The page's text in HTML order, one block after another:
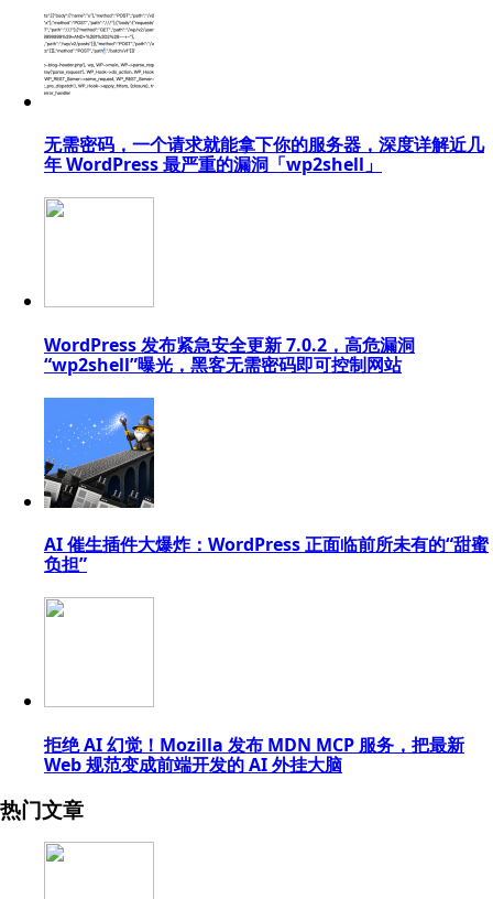
无需密码，一个请求就能拿下你的服务器，深度详解近几
年 WordPress 最严重的漏洞「wp2shell」
WordPress 发布紧急安全更新 7.0.2，高危漏洞
“wp2shell”曝光，黑客无需密码即可控制网站
AI 催生插件大爆炸：WordPress 正面临前所未有的“甜蜜
负担”
拒绝 AI 幻觉！Mozilla 发布 MDN MCP 服务，把最新
Web 规范变成前端开发的 AI 外挂大脑
热门文章